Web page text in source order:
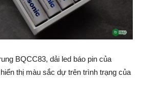
BQCC83, dải led báo pin của
thị màu sắc dự trên trình trạng của